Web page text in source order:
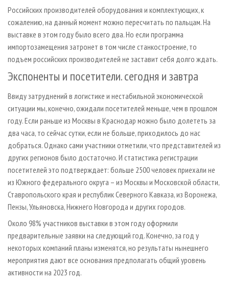
Российских производителей оборудования и комплектующих, к
сожалению, на данный момент можно пересчитать по пальцам. На
выставке в этом году было всего два. Но если программа
импортозамещения затронет в том числе станкостроение, то
подъем российских производителей не заставит себя долго ждать.
Экспоненты и посетители. сегодня и завтра
Ввиду затруднений в логистике и нестабильной экономической
ситуации мы, конечно, ожидали посетителей меньше, чем в прошлом
году. Если раньше из Москвы в Краснодар можно было долететь за
два часа, то сейчас сутки, если не больше, приходилось до нас
добраться. Однако сами участники отметили, что представителей из
других регионов было достаточно. И статистика регистрации
посетителей это подтверждает: больше 2500 человек приехали не
из Южного федерального округа – из Москвы и Московской области,
Ставропольского края и республик Северного Кавказа, из Воронежа,
Пензы, Ульяновска, Нижнего Новгорода и других городов.
Около 98% участников выставки в этом году оформили
предварительные заявки на следующий год. Конечно, за год у
некоторых компаний планы изменятся, но результаты нынешнего
мероприятия дают все основания предполагать общий уровень
активности на 2023 год.